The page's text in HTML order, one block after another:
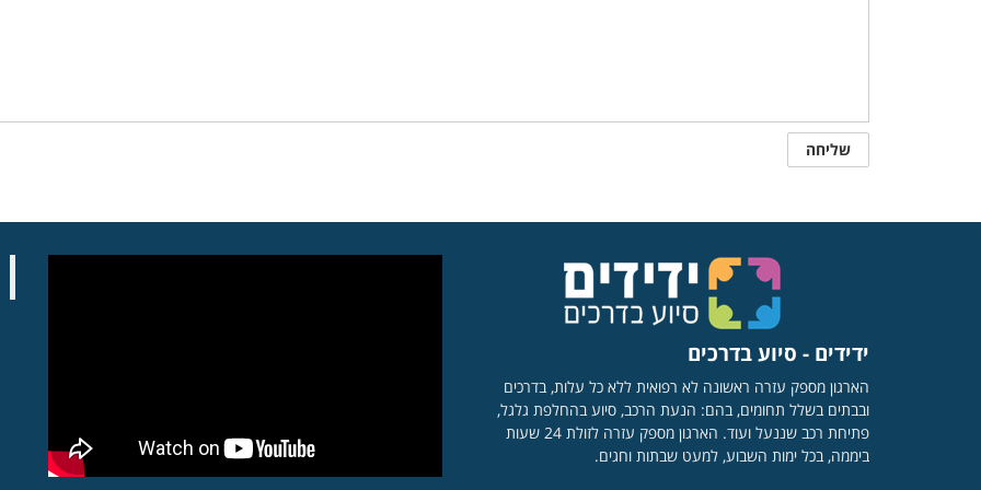
ידידים - סיוע בדרכים
הארגון מספק עזרה ראשונה לא רפואית ללא כל עלות, בדרכים
ובבתים בשלל תחומים, בהם: הנעת הרכב, סיוע בהחלפת גלגל,
פתיחת רכב שננעל ועוד. הארגון מספק עזרה לזולת 24 שעות
ביממה, בכל ימות השבוע, למעט שבתות וחגים.